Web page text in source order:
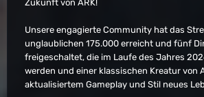
Zukunft von ARK!
Unsere engagierte Community hat das
unglaublichen 175.000 erreicht und fünf
freigeschaltet, die im Laufe des Jahres
werden und einer klassischen Kreatur von
aktualisiertem Gameplay und Stil neues